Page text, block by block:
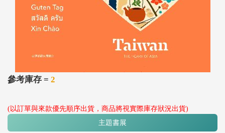
參考庫存 = 2
(以訂單與來款優先順序出貨，商品將視實際庫存狀況出貨)
主題書展